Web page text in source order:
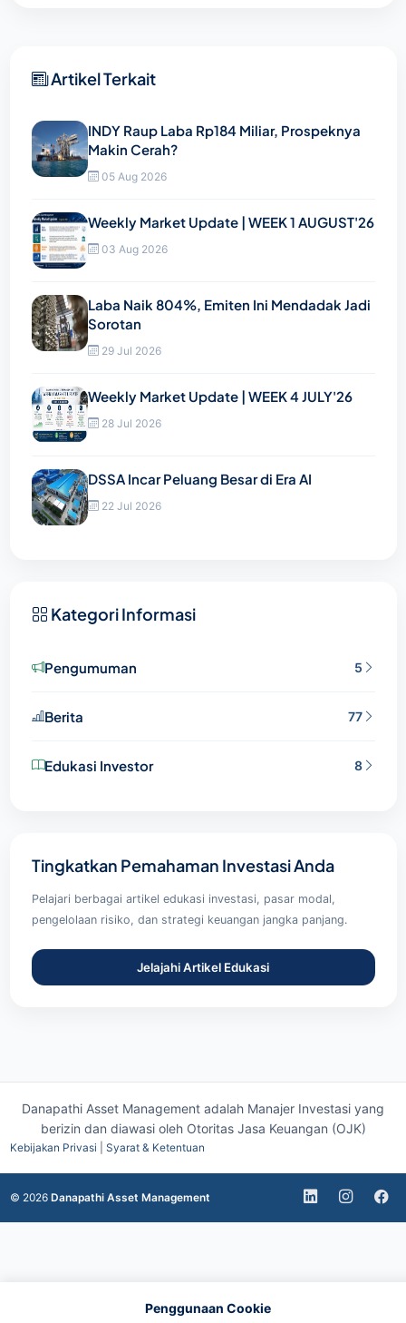
Artikel Terkait
INDY Raup Laba Rp184 Miliar, Prospeknya
Makin Cerah?
05 Aug 2026
Weekly Market Update | WEEK 1 AUGUST'26
03 Aug 2026
Laba Naik 804%, Emiten Ini Mendadak Jadi
Sorotan
29 Jul 2026
Weekly Market Update | WEEK 4 JULY'26
28 Jul 2026
DSSA Incar Peluang Besar di Era AI
22 Jul 2026
Kategori Informasi
Pengumuman 5
Berita 77
Edukasi Investor 8
Tingkatkan Pemahaman Investasi Anda
Pelajari berbagai artikel edukasi investasi, pasar modal,
pengelolaan risiko, dan strategi keuangan jangka panjang.
Jelajahi Artikel Edukasi
Danapathi Asset Management adalah Manajer Investasi yang
berizin dan diawasi oleh Otoritas Jasa Keuangan (OJK)
Kebijakan Privasi Syarat & Ketentuan
© 2026 Danapathi Asset Management
Penggunaan Cookie